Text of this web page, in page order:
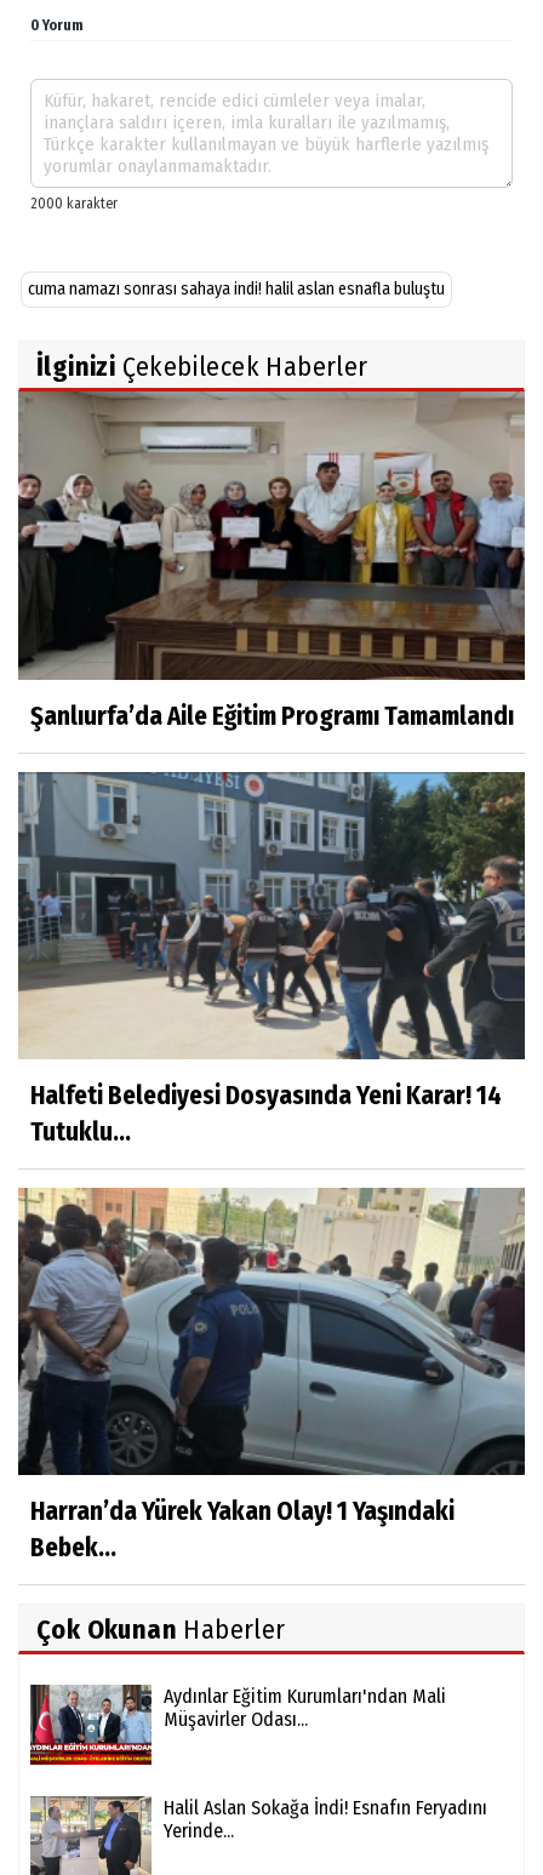
0 Yorum
cuma namazı sonrası sahaya indi! halil aslan esnafla buluştu
İlginizi Çekebilecek Haberler
Şanlıurfa’da Aile Eğitim Programı Tamamlandı
Halfeti Belediyesi Dosyasında Yeni Karar! 14
Tutuklu...
Harran’da Yürek Yakan Olay! 1 Yaşındaki
Bebek...
Çok Okunan Haberler
Aydınlar Eğitim Kurumları'ndan Mali
Müşavirler Odası...
Halil Aslan Sokağa İndi! Esnafın Feryadını
Yerinde...